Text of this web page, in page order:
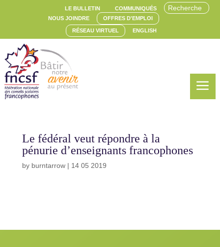
LE BULLETIN
COMMUNIQUÉS
NOUS JOINDRE
OFFRES D'EMPLOI
RÉSEAU VIRTUEL ENGLISH
a
Le fédéral veut répondre à la
pénurie d’enseignants francophones
by burntarrow| 14 05 2019